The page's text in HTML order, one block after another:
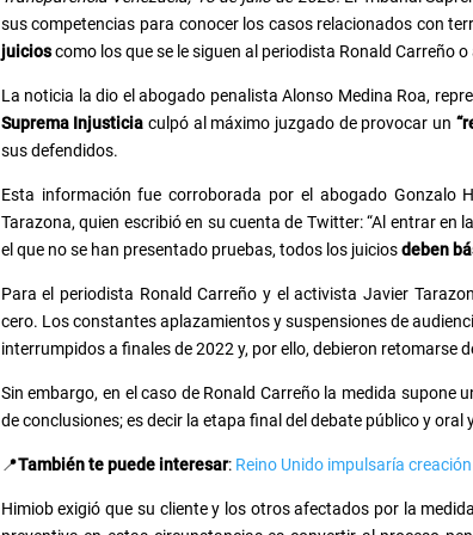
sus competencias para conocer los casos relacionados con
juicioscomo los que se le siguen al periodista Ronald Carreño
La noticia la dio el abogado penalista Alonso Medina Roa,
Suprema Injusticia culpó al máximo juzgado de provocar un
sus defendidos.
Esta información fue corroborada por el abogado Gonzalo
Tarazona, quien escribió en su cuenta de Twitter: “Al entrar
el que no se han presentado pruebas, todos los juiciosdeben
Para el periodista Ronald Carreño y el activista Javier
cero. Los constantes aplazamientos y suspensiones de
interrumpidos a finales de 2022 y, por ello, debieron retomarse
Sin embargo, en el caso de Ronald Carreño la medida
de conclusiones; es decir la etapa final del debate público y
📍También te puede interesar: Reino Unido impulsaría
Himiob exigió que su cliente y los otros afectados por la